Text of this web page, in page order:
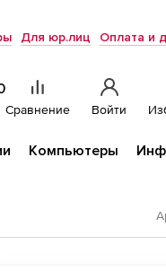
Для юр.лиц Оплата и
Сравнение Войти
Компьютеры